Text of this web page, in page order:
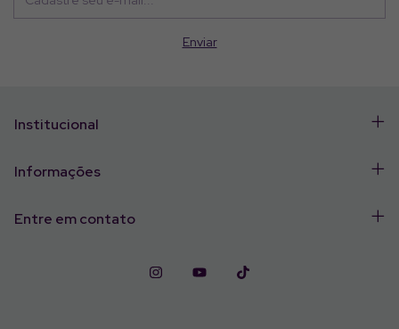
Institucional
Informações
Entre em contato